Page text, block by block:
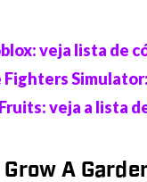
veja lista de
Fighters
veja a lista
A